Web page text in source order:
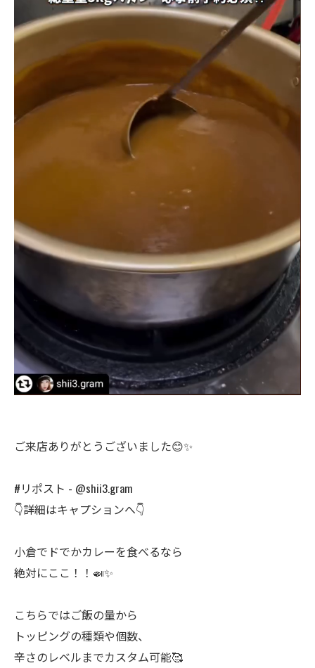
ご来店ありがとうございました😊✨
#リポスト - @shii3.gram
👇詳細はキャプションへ👇
小倉でドでかカレーを食べるなら
絶対にここ！！🍛✨
こちらではご飯の量から
トッピングの種類や個数、
辛さのレベルまでカスタム可能🥰